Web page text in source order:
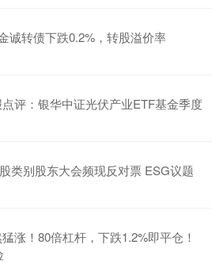
诚转债下跌0.2%，转股溢价率
评：银华中证光伏产业ETF基金季度
类别股东大会频现反对票 ESG议题
涨！80倍杠杆，下跌1.2%即平仓！